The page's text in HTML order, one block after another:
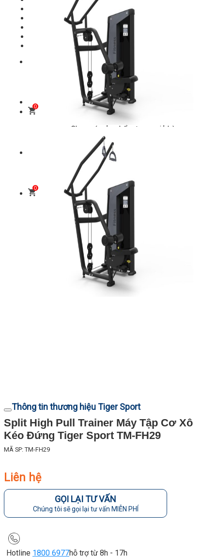
Setup Phòng Gym
Dự án tiêu biểu
Tuyển Cộng Tác Viên
0
Chưa có sản phẩm trong giỏ hàng.
0
Thông tin thương hiệu Tiger Sport
Split High Pull Trainer Máy Tập Cơ Xô
Kéo Đứng Tiger Sport TM-FH29
MÃ SP: TM-FH29
Liên hệ
GỌI LẠI TƯ VẤN
Chúng tôi sẽ gọi lại tư vấn MIỄN PHÍ
Hotline 1800 6977hỗ trợ từ 8h - 17h